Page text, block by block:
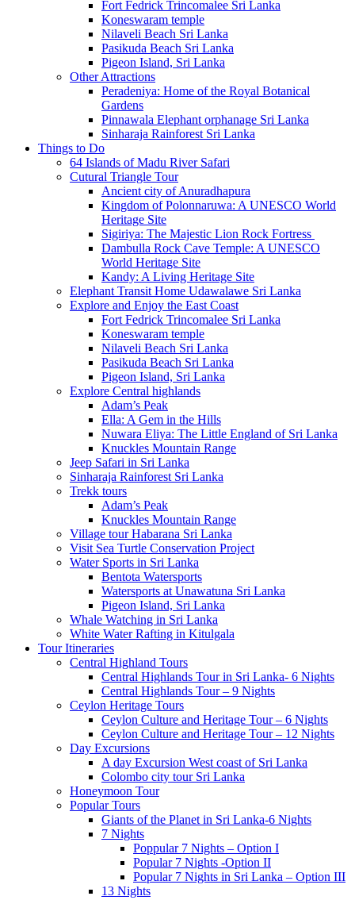
Fort Fedrick Trincomalee Sri Lanka
Koneswaram temple
Nilaveli Beach Sri Lanka
Pasikuda Beach Sri Lanka
Pigeon Island, Sri Lanka
Other Attractions
Peradeniya: Home of the Royal Botanical
Gardens
Pinnawala Elephant orphanage Sri Lanka
Sinharaja Rainforest Sri Lanka
Things to Do
64 Islands of Madu River Safari
Cutural Triangle Tour
Ancient city of Anuradhapura
Kingdom of Polonnaruwa: A UNESCO World
Heritage Site
Sigiriya: The Majestic Lion Rock Fortress
Dambulla Rock Cave Temple: A UNESCO
World Heritage Site
Kandy: A Living Heritage Site
Elephant Transit Home Udawalawe Sri Lanka
Explore and Enjoy the East Coast
Fort Fedrick Trincomalee Sri Lanka
Koneswaram temple
Nilaveli Beach Sri Lanka
Pasikuda Beach Sri Lanka
Pigeon Island, Sri Lanka
Explore Central highlands
Adam’s Peak
Ella: A Gem in the Hills
Nuwara Eliya: The Little England of Sri Lanka
Knuckles Mountain Range
Jeep Safari in Sri Lanka
Sinharaja Rainforest Sri Lanka
Trekk tours
Adam’s Peak
Knuckles Mountain Range
Village tour Habarana Sri Lanka
Visit Sea Turtle Conservation Project
Water Sports in Sri Lanka
Bentota Watersports
Watersports at Unawatuna Sri Lanka
Pigeon Island, Sri Lanka
Whale Watching in Sri Lanka
White Water Rafting in Kitulgala
Tour Itineraries
Central Highland Tours
Central Highlands Tour in Sri Lanka- 6 Nights
Central Highlands Tour – 9 Nights
Ceylon Heritage Tours
Ceylon Culture and Heritage Tour – 6 Nights
Ceylon Culture and Heritage Tour – 12 Nights
Day Excursions
A day Excursion West coast of Sri Lanka
Colombo city tour Sri Lanka
Honeymoon Tour
Popular Tours
Giants of the Planet in Sri Lanka-6 Nights
7 Nights
Poppular 7 Nights – Option I
Popular 7 Nights -Option II
Popular 7 Nights in Sri Lanka – Option III
13 Nights